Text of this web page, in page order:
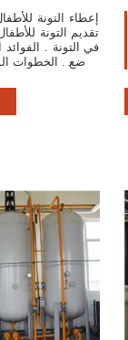
تقديم التونة
في التونة . الفوائد
الرضع . الخطوات